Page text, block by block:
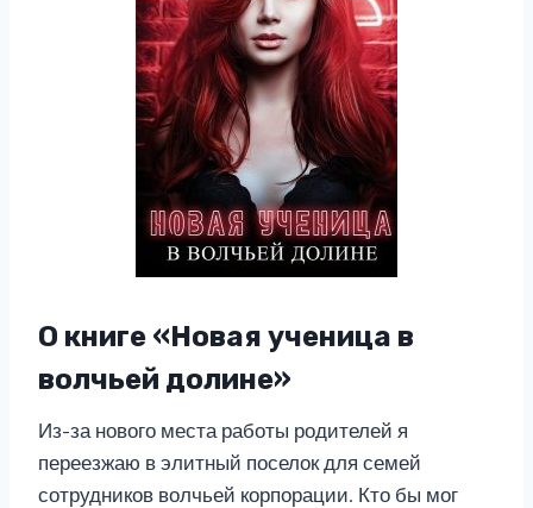
О книге «Новая ученица в
волчьей долине»
Из-за нового места работы родителей я
переезжаю в элитный поселок для семей
сотрудников волчьей корпорации. Кто бы мог